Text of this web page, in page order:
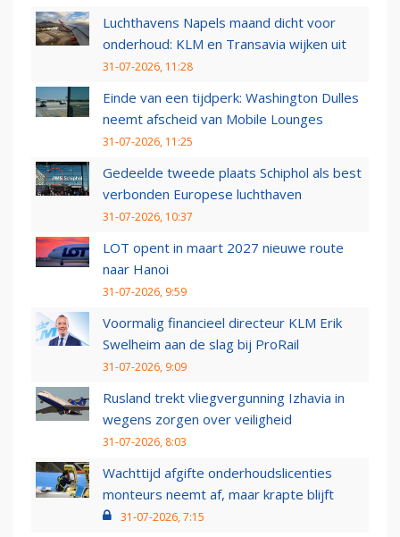
Luchthavens Napels maand dicht voor
onderhoud: KLM en Transavia wijken uit
31-07-2026, 11:28
Einde van een tijdperk: Washington Dulles
neemt afscheid van Mobile Lounges
31-07-2026, 11:25
Gedeelde tweede plaats Schiphol als best
verbonden Europese luchthaven
31-07-2026, 10:37
LOT opent in maart 2027 nieuwe route
naar Hanoi
31-07-2026, 9:59
Voormalig financieel directeur KLM Erik
Swelheim aan de slag bij ProRail
31-07-2026, 9:09
Rusland trekt vliegvergunning Izhavia in
wegens zorgen over veiligheid
31-07-2026, 8:03
Wachttijd afgifte onderhoudslicenties
monteurs neemt af, maar krapte blijft
31-07-2026, 7:15